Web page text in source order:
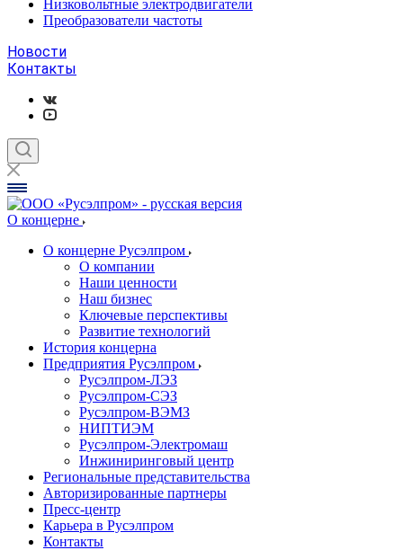
Низковольтные электродвигатели
Преобразователи частоты
Новости
Контакты
О концерне
О концерне Русэлпром
О компании
Наши ценности
Наш бизнес
Ключевые перспективы
Развитие технологий
История концерна
Предприятия Русэлпром
Русэлпром-ЛЭЗ
Русэлпром-СЭЗ
Русэлпром-ВЭМЗ
НИПТИЭМ
Русэлпром-Электромаш
Инжиниринговый центр
Региональные представительства
Авторизированные партнеры
Пресс-центр
Карьера в Русэлпром
Контакты